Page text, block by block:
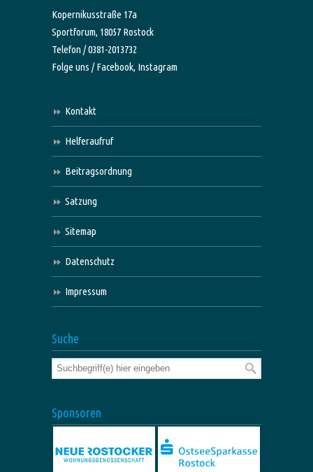
Kopernikusstraße 17a
Sportforum, 18057 Rostock
Telefon / 0381-2013732
Folge uns /Facebook, Instagram
Kontakt
Helferaufruf
Beitragsordnung
Satzung
Sitemap
Datenschutz
Impressum
Suche
Sponsoren